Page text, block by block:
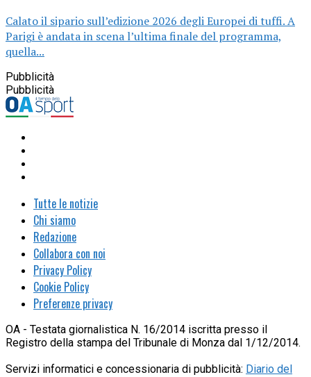
Calato il sipario sull’edizione 2026 degli Europei di tuffi. A
Parigi è andata in scena l’ultima finale del programma,
quella...
Pubblicità
Pubblicità
Tutte le notizie
Chi siamo
Redazione
Collabora con noi
Privacy Policy
Cookie Policy
Preferenze privacy
OA - Testata giornalistica N. 16/2014 iscritta presso il
Registro della stampa del Tribunale di Monza dal 1/12/2014.
Servizi informatici e concessionaria di pubblicità: Diario del